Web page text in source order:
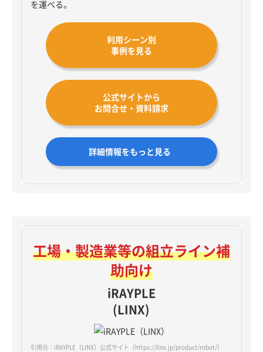
を運べる。
利用シーン別
事例を見る
公式サイトから
お問合せ・資料請求
詳細情報をもっと見る
工場・製造業等の組立ライン補
助向け
iRAYPLE
(LINX)
引用元：iRAYPLE（LINX）公式サイト （https://linx.jp/product/robot/）